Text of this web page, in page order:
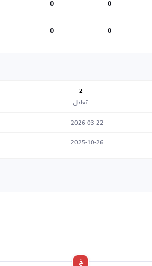
0
0
0
0
2
تعادل
2026-03-22
2025-10-26
خ